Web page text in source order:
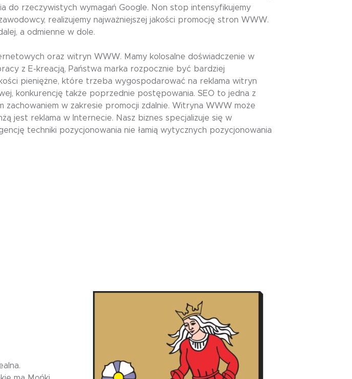
do rzeczywistych wymagań Google. Non stop intensyfikujemy
realizujemy najważniejszej jakości promocję stron WWW.
a odmienne w dole.
oraz witryn WWW. Mamy kolosalne doświadczenie w
z E-kreacją, Państwa marka rozpocznie być bardziej
pieniężne, które trzeba wygospodarować na reklama witryn
konkurencję także poprzednie postępowania. SEO to jedna z
w zakresie promocji zdalnie. Witryna WWW może
jest reklama w Internecie. Nasz biznes specjalizuje się w
techniki pozycjonowania nie łamią wytycznych pozycjonowania